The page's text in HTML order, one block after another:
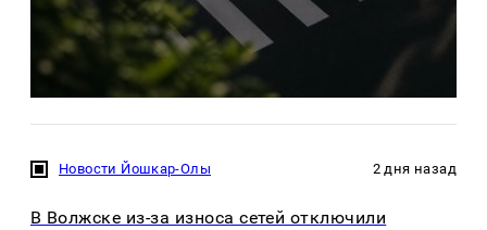
Новости Йошкар-Олы 2 дня назад
В Волжске из-за износа сетей отключили